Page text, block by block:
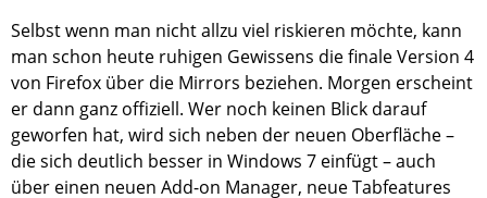
Selbst wenn man nicht allzu viel riskieren möchte, kann
man schon heute ruhigen Gewissens die finale Version 4
von Firefox über die Mirrors beziehen. Morgen erscheint
er dann ganz offiziell. Wer noch keinen Blick darauf
geworfen hat, wird sich neben der neuen Oberfläche –
die sich deutlich besser in Windows 7 einfügt – auch
über einen neuen Add-on Manager, neue Tabfeatures